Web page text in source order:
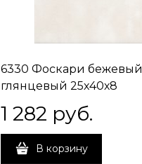
6330 Фоскари бежевый
глянцевый 25х40х8
1 282 руб.
В корзину